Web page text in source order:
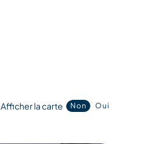
Afficher la carte Non Oui